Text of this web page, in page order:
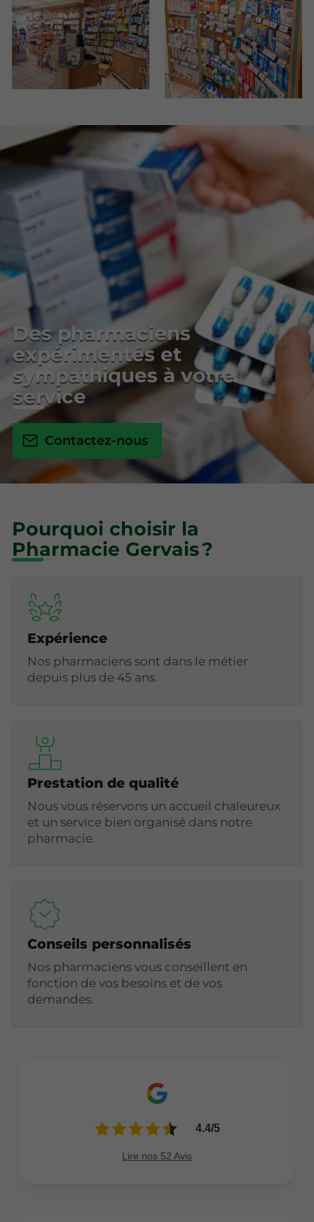
Des pharmaciens
expérimentés et
sympathiques à votre
service
Contactez-nous
Pourquoi choisir la
Pharmacie Gervais ?
Expérience
Nos pharmaciens sont dans le métier
depuis plus de 45 ans.
Prestation de qualité
Nous vous réservons un accueil chaleureux
et un service bien organisé dans notre
pharmacie.
Conseils personnalisés
Nos pharmaciens vous conseillent en
fonction de vos besoins et de vos
demandes.